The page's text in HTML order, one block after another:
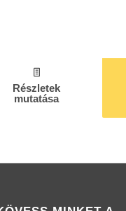
Részletek
mutatása